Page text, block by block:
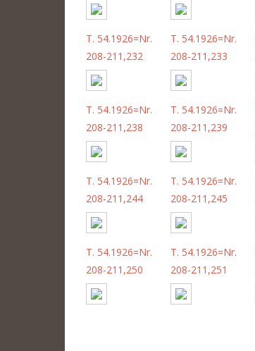
T. 54.1926=Nr.
208-211,232
T. 54.1926=Nr.
208-211,233
T. 54.1926=Nr.
208-211,238
T. 54.1926=Nr.
208-211,239
T. 54.1926=Nr.
208-211,244
T. 54.1926=Nr.
208-211,245
T. 54.1926=Nr.
208-211,250
T. 54.1926=Nr.
208-211,251